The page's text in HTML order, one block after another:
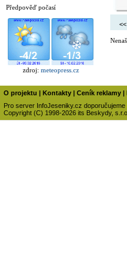
Předpověď počasí
zdroj: meteopress.cz
O projektu | Kontakty | Ceník reklamy |
Pro server InfoJeseniky.cz
Copyright (C) 1998-2026 its Beskydy,